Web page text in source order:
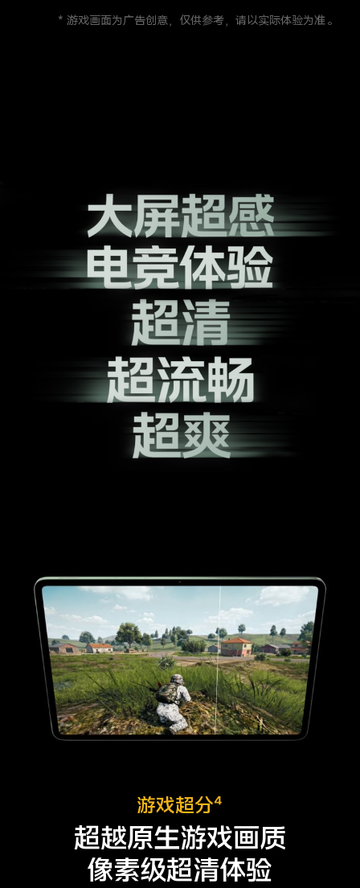
* 游戏画面为广告创意，仅供参考，请以实际体验为准。
游戏超分⁴
超越原生游戏画质
像素级超清体验